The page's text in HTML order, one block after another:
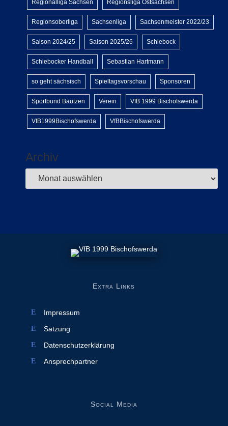
Regionalliga Sachsen Regionsliga Ostsachsen
Regionsoberliga Sachsenliga Sachsenmeister 2022/23
Saison 2024/25 Saison 2025/26 Schiebock
Schiebocker Handball Sebastian Hartmann
so geht sächsisch Spieltagsvorschau Sponsoren
Sportbund Bautzen Verein VfB 1999 Bischofswerda
VfB1999Bischofswerda VfBBischofswerda
Archiv
Extra Links
Impressum
Satzung
Datenschutzerklärung
Ansprechpartner
Social Media